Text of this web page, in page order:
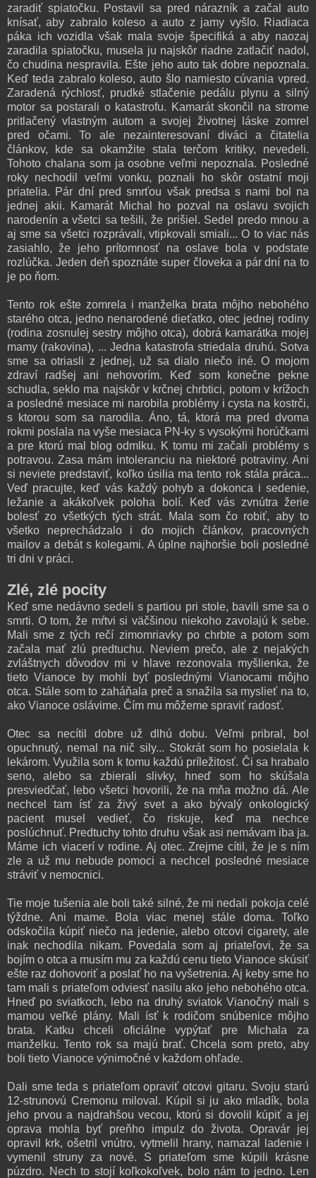
zaradiť spiatočku. Postavil sa pred nárazník a začal auto
knísať, aby zabralo koleso a auto z jamy vyšlo. Riadiaca
páka ich vozidla však mala svoje špecifiká a aby naozaj
zaradila spiatočku, musela ju najskôr riadne zatlačiť nadol,
čo chudina nespravila. Ešte jeho auto tak dobre nepoznala.
Keď teda zabralo koleso, auto šlo namiesto cúvania vpred.
Zaradená rýchlosť, prudké stlačenie pedálu plynu a silný
motor sa postarali o katastrofu. Kamarát skončil na strome
pritlačený vlastným autom a svojej životnej láske zomrel
pred očami. To ale nezainteresovaní diváci a čitatelia
článkov, kde sa okamžite stala terčom kritiky, nevedeli.
Tohoto chalana som ja osobne veľmi nepoznala. Posledné
roky nechodil veľmi vonku, poznali ho skôr ostatní moji
priatelia. Pár dní pred smrťou však predsa s nami bol na
jednej akii. Kamarát Michal ho pozval na oslavu svojich
narodenín a všetci sa tešili, že prišiel. Sedel predo mnou a
aj sme sa všetci rozprávali, vtipkovali smiali... O to viac nás
zasiahlo, že jeho prítomnosť na oslave bola v podstate
rozlúčka. Jeden deň spoznáte super človeka a pár dní na to
je po ňom.
Tento rok ešte zomrela i manželka brata môjho nebohého
starého otca, jedno nenarodené dieťatko, otec jednej rodiny
(rodina zosnulej sestry môjho otca), dobrá kamarátka mojej
mamy (rakovina), ... Jedna katastrofa striedala druhú. Sotva
sme sa otriasli z jednej, už sa dialo niečo iné. O mojom
zdraví radšej ani nehovorím. Keď som konečne pekne
schudla, seklo ma najskôr v krčnej chrbtici, potom v krížoch
a posledné mesiace mi narobila problémy i cysta na kostrči,
s ktorou som sa narodila. Áno, tá, ktorá ma pred dvoma
rokmi poslala na vyše mesiaca PN-ky s vysokými horúčkami
a pre ktorú mal blog odmlku. K tomu mi začali problémy s
potravou. Zasa mám intoleranciu na niektoré potraviny. Ani
si neviete predstaviť, koľko úsilia ma tento rok stála práca...
Veď pracujte, keď vás každý pohyb a dokonca i sedenie,
ležanie a akákoľvek poloha bolí. Keď vás zvnútra žerie
bolesť zo všetkých tých strát. Mala som čo robiť, aby to
všetko neprechádzalo i do mojich článkov, pracovných
mailov a debát s kolegami. A úplne najhoršie boli posledné
tri dni v práci.
Zlé, zlé pocity
Keď sme nedávno sedeli s partiou pri stole, bavili sme sa o
smrti. O tom, že mŕtvi si väčšinou niekoho zavolajú k sebe.
Mali sme z tých rečí zimomriavky po chrbte a potom som
začala mať zlú predtuchu. Neviem prečo, ale z nejakých
zvláštnych dôvodov mi v hlave rezonovala myšlienka, že
tieto Vianoce by mohli byť poslednými Vianocami môjho
otca. Stále som to zaháňala preč a snažila sa myslieť na to,
ako Vianoce oslávime. Čím mu môžeme spraviť radosť.
Otec sa necítil dobre už dlhú dobu. Veľmi pribral, bol
opuchnutý, nemal na nič sily... Stokrát som ho posielala k
lekárom. Využila som k tomu každú príležitosť. Či sa hrabalo
seno, alebo sa zbierali slivky, hneď som ho skúšala
presviedčať, lebo všetci hovorili, že na mňa možno dá. Ale
nechcel tam ísť za živý svet a ako bývalý onkologický
pacient musel vedieť, čo riskuje, keď ma nechce
poslúchnuť. Predtuchy tohto druhu však asi nemávam iba ja.
Máme ich viacerí v rodine. Aj otec. Zrejme cítil, že je s ním
zle a už mu nebude pomoci a nechcel posledné mesiace
stráviť v nemocnici.
Tie moje tušenia ale boli také silné, že mi nedali pokoja celé
týždne. Ani mame. Bola viac menej stále doma. Toľko
odskočila kúpiť niečo na jedenie, alebo otcovi cigarety, ale
inak nechodila nikam. Povedala som aj priateľovi, že sa
bojím o otca a musím mu za každú cenu tieto Vianoce skúsiť
ešte raz dohovoriť a poslať ho na vyšetrenia. Aj keby sme ho
tam mali s priateľom odviesť nasilu ako jeho nebohého otca.
Hneď po sviatkoch, lebo na druhý sviatok Vianočný mali s
mamou veľké plány. Mali ísť k rodičom snúbenice môjho
brata. Katku chceli oficiálne vypýtať pre Michala za
manželku. Tento rok sa majú brať. Chcela som preto, aby
boli tieto Vianoce výnimočné v každom ohľade.
Dali sme teda s priateľom opraviť otcovi gitaru. Svoju starú
12-strunovú Cremonu miloval. Kúpil si ju ako mladík, bola
jeho prvou a najdrahšou vecou, ktorú si dovolil kúpiť a jej
oprava mohla byť preňho impulz do života. Opravár jej
opravil krk, ošetril vnútro, vytmelil hrany, namazal ladenie i
vymenil struny za nové. S priateľom sme kúpili krásne
púzdro. Nech to stojí koľkokoľvek, bolo nám to jedno. Len